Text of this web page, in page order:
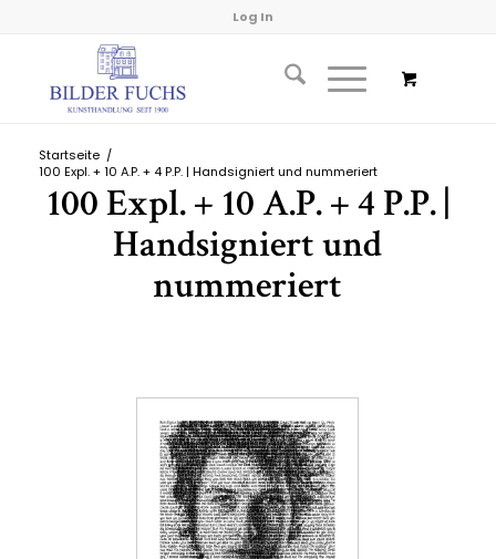
Log In
Startseite /
100 Expl. + 10 A.P. + 4 P.P. | Handsigniert und nummeriert
100 Expl. + 10 A.P. + 4 P.P. |
Handsigniert und
nummeriert